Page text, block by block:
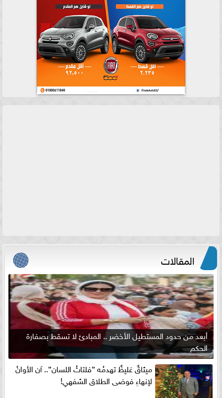
المقالات
أبعد من حدود المستطيل الأخضر .. المبادئ لا تسقط بصفارة
الحكم
ميثاقٌ غليظٌ تهدمُه ”فلتاتُ اللسان”.. آن الأوانُ
لإنهاءِ فوضى الطلاق الشفهي!